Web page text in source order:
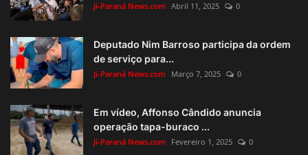
Ji-Paraná News.com Abril 11, 2025 0
Deputado Nim Barroso participa da ordem
de serviço para...
Ji-Paraná News.com Março 7, 2025 0
Em vídeo, Affonso Cândido anuncia
operação tapa-buraco ...
Ji-Paraná News.com Fevereiro 1, 2025 0